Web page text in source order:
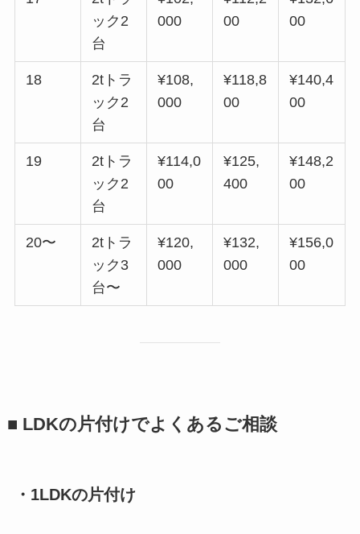
ック2
台
000
00
00
18
2tトラ
ック2
台
¥108,
000
¥118,8
00
¥140,4
00
19
2tトラ
ック2
台
¥114,0
00
¥125,
400
¥148,2
00
20〜
2tトラ
ック3
台〜
¥120,
000
¥132,
000
¥156,0
00
■ LDKの片付けでよくあるご相談
・1LDKの片付け